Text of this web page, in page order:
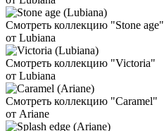
Смотреть коллекцию "Stone age"
от Lubiana
Смотреть коллекцию "Victoria"
от Lubiana
Смотреть коллекцию "Caramel"
от Ariane